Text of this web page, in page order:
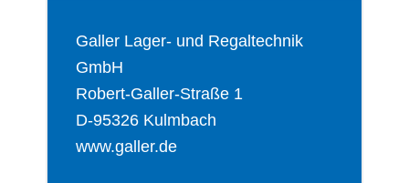
Galler Lager‐ und Regaltechnik
GmbH
Robert‐Galler‐Straße 1
D‐95326 Kulmbach
www.galler.de